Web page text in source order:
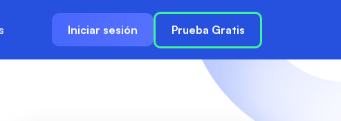
Iniciar sesión Prueba Gratis